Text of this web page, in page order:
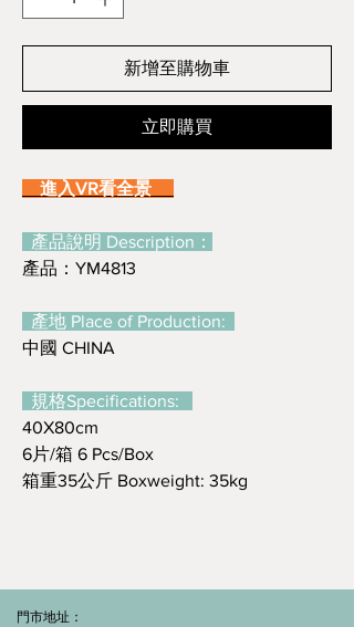
新增至購物車
立即購買
進入VR看全景
產品說明 Description：
產品：YM4813
產地 Place of Production:
中國 CHINA
規格Specifications:
40X80cm
6片/箱 6 Pcs/Box
箱重35公斤 Boxweight: 35kg
門市地址：